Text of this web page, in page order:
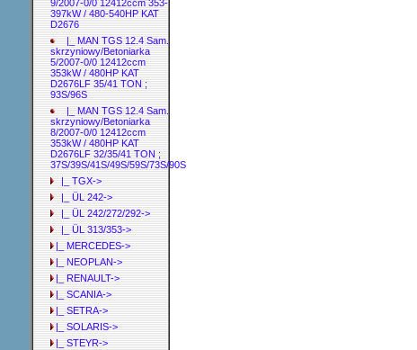
9/2007-0/0 12412ccm 353-
397kW / 480-540HP KAT
D2676
|_ MAN TGS 12.4 Sam.
skrzyniowy/Betoniarka
5/2007-0/0 12412ccm
353kW / 480HP KAT
D2676LF 35/41 TON ;
93S/96S
|_ MAN TGS 12.4 Sam.
skrzyniowy/Betoniarka
8/2007-0/0 12412ccm
353kW / 480HP KAT
D2676LF 32/35/41 TON ;
37S/39S/41S/49S/59S/73S/90S
|_ TGX->
|_ ÜL 242->
|_ ÜL 242/272/292->
|_ ÜL 313/353->
|_ MERCEDES->
|_ NEOPLAN->
|_ RENAULT->
|_ SCANIA->
|_ SETRA->
|_ SOLARIS->
|_ STEYR->